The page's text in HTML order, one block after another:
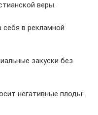
веры.
в рекламной
закуски без
негативные плоды: